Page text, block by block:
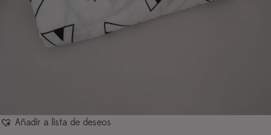
Añadir a lista de deseos